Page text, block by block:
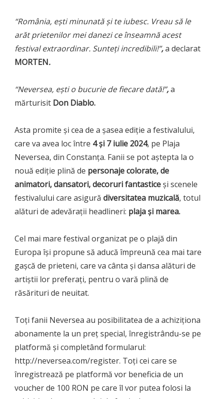
“România, ești minunată și te iubesc. Vreau să le
arăt prietenilor mei danezi ce înseamnă acest
festival extraordinar. Sunteți incredibili!”,a declarat
MORTEN.
“Neversea, ești o bucurie de fiecare dată!”,a
mărturisit Don Diablo.
Asta promite și cea de a șasea ediție a festivalului,
care va avea loc între 4 și 7 iulie 2024, pe Plaja
Neversea, din Constanța. Fanii se pot aștepta la o
nouă ediție plină de personaje colorate, de
animatori, dansatori, decoruri fantasticeși scenele
festivalului care asigură diversitatea muzicală, totul
alături de adevărații headlineri: plaja și marea.
Cel mai mare festival organizat pe o plajă din
Europa își propune să aducă împreună cea mai tare
gașcă de prieteni, care va cânta și dansa alături de
artiștii lor preferați, pentru o vară plină de
răsărituri de neuitat.
Toți fanii Neversea au posibilitatea de a achiziționa
abonamente la un preț special, înregistrându-se pe
platformă și completând formularul:
http://neversea.com/register. Toți cei care se
înregistrează pe platformă vor beneficia de un
voucher de 100 RON pe care îl vor putea folosi la